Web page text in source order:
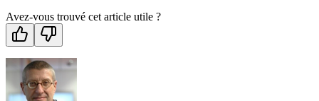
Avez-vous trouvé cet article utile ?